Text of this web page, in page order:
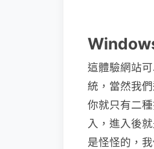
這體驗網站
統，當然我
你就只有二
入，進入後
是怪怪的，